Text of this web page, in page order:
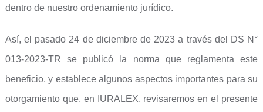
dentro de nuestro ordenamiento jurídico.
Así, el pasado 24 de diciembre de 2023 a través del DS N°
013-2023-TR se publicó la norma que reglamenta este
beneficio, y establece algunos aspectos importantes para su
otorgamiento que, en IURALEX, revisaremos en el presente